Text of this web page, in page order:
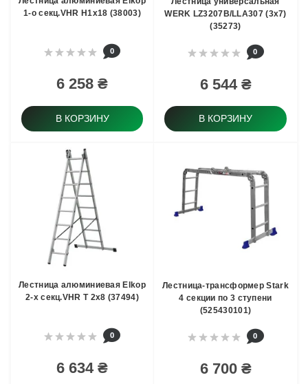
1-о секц.VHR H1x18 (38003)
0
6 258 ₴
В КОРЗИНУ
WERK LZ3207B/LLA307 (3х7)
(35273)
0
6 544 ₴
В КОРЗИНУ
Лестница алюминиевая Elkop
2-х секц.VHR T 2x8 (37494)
0
6 634 ₴
Лестница-трансформер Stark
4 секции по 3 ступени
(525430101)
0
6 700 ₴